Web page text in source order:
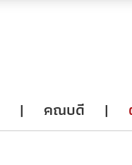
| คณบดี |